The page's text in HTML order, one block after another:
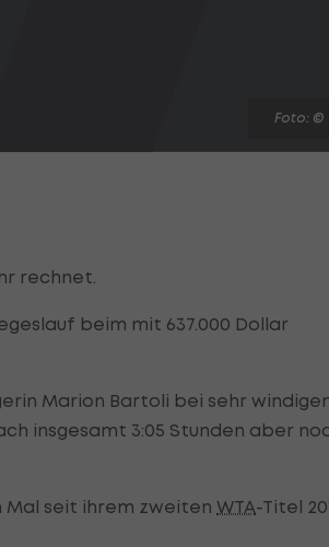
Foto: ©
rechnet.
beim mit 637.000 Dollar
Marion Bartoli bei sehr
insgesamt 3:05 Stunden aber
Mal seit ihrem zweiten WTA-Titel